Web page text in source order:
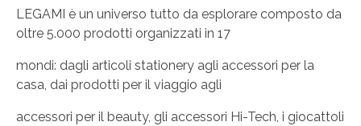
LEGAMI è un universo tutto da esplorare composto da
oltre 5.000 prodotti organizzati in 17
mondi: dagli articoli stationery agli accessori per la
casa, dai prodotti per il viaggio agli
accessori per il beauty, gli accessori Hi-Tech, i giocattoli